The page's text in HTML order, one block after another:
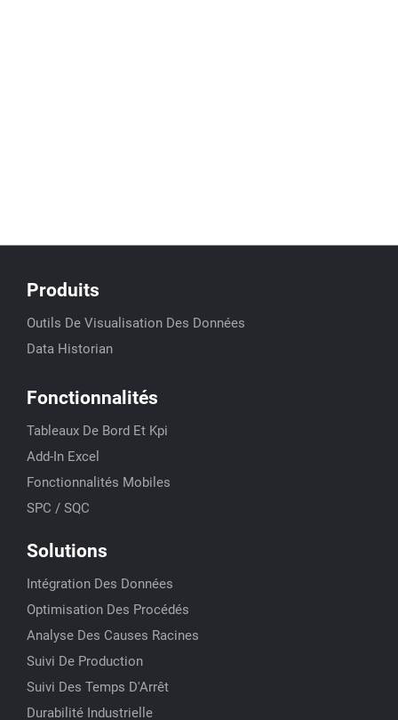
Produits
Outils De Visualisation Des Données
Data Historian
Fonctionnalités
Tableaux De Bord Et Kpi
Add-In Excel
Fonctionnalités Mobiles
SPC / SQC
Solutions
Intégration Des Données
Optimisation Des Procédés
Analyse Des Causes Racines
Suivi De Production
Suivi Des Temps D'Arrêt
Durabilité Industrielle